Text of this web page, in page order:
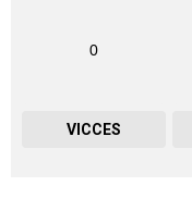
0
VICCES